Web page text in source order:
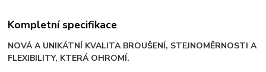
Kompletní specifikace
NOVÁ A UNIKÁTNÍ KVALITA BROUŠENÍ, STEJNOMĚRNOSTI A
FLEXIBILITY, KTERÁ OHROMÍ.